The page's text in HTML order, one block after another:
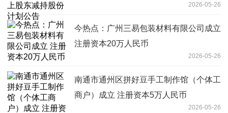
2026-05-26
今热点：广州三易包装材料有限公司成立
注册资本20万人民币
2026-05-26
南通市通州区拼好豆手工制作馆（个体工
商户）成立 注册资本5万人民币
2026-05-26